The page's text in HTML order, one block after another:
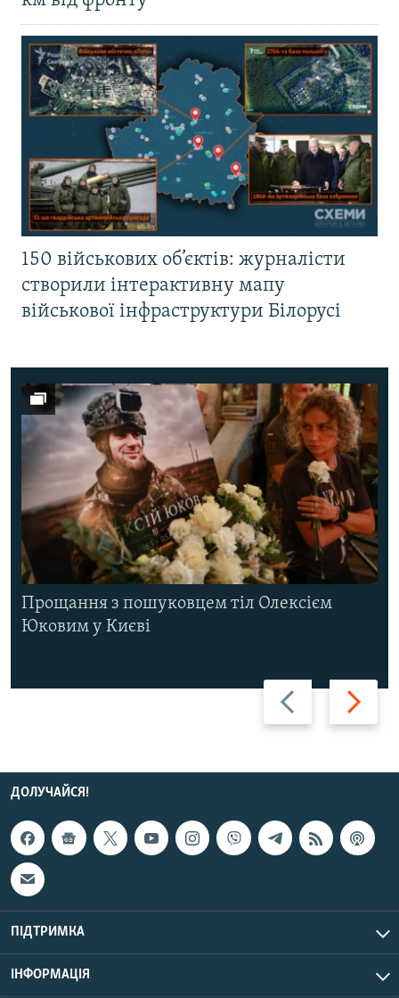
150 військових об’єктів: журналісти
створили інтерактивну мапу
військової інфраструктури Білорусі
Назад Вперед
Прощання з пошуковцем тіл Олексієм
Юковим у Києві
ДОЛУЧАЙСЯ!
ПІДТРИМКА
ІНФОРМАЦІЯ